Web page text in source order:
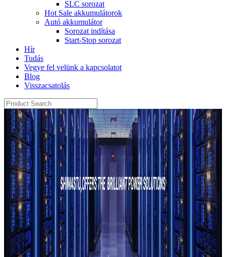
SLC sorozat
Hot Sale akkumulátorok
Autó akkumulátor
Sorozat indítása
Start-Stop sorozat
Hír
Tudás
Vegye fel velünk a kapcsolatot
Blog
Visszacsatolás